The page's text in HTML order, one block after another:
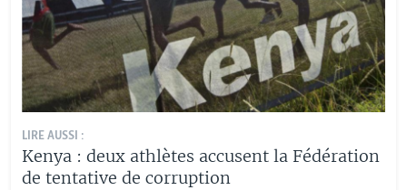
LIRE AUSSI :
Kenya : deux athlètes accusent la Fédération
de tentative de corruption